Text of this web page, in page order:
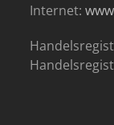
Internet: